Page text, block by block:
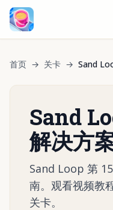
首页 → 关卡 → Sand
Sand
解决方
Sand Loop 第
南。观看视频教
关卡。